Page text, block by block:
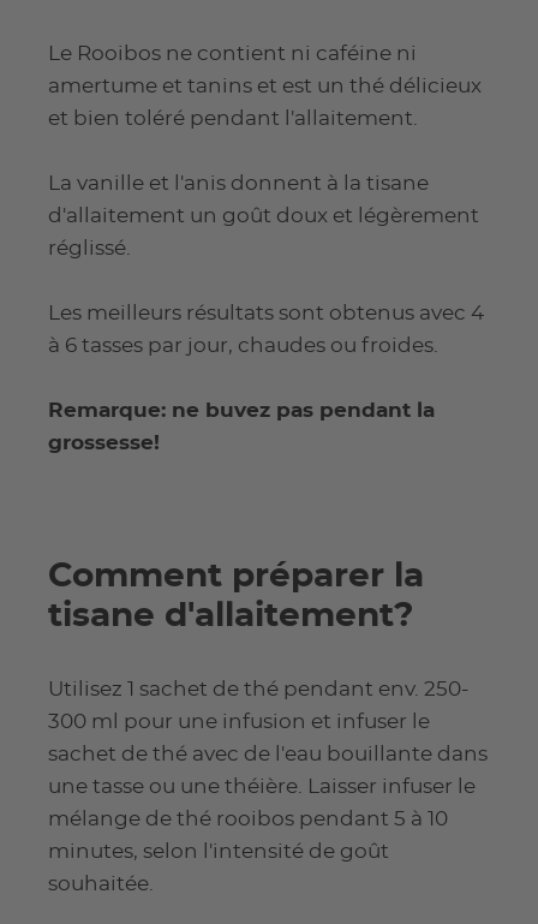
Le Rooibos ne contient ni caféine ni
amertume et tanins et est un thé délicieux
et bien toléré pendant l'allaitement.
La vanille et l'anis donnent à la tisane
d'allaitement un goût doux et légèrement
réglissé.
Les meilleurs résultats sont obtenus avec 4
à 6 tasses par jour, chaudes ou froides.
Remarque: ne buvez pas pendant la
grossesse!
Comment préparer la
tisane d'allaitement?
Utilisez 1 sachet de thé pendant env. 250-
300 ml pour une infusion et infuser le
sachet de thé avec de l'eau bouillante dans
une tasse ou une théière. Laisser infuser le
mélange de thé rooibos pendant 5 à 10
minutes, selon l'intensité de goût
souhaitée.